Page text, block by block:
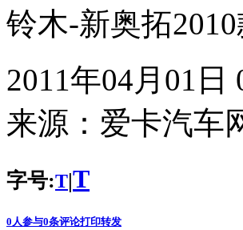
铃木-新奥拓2010
2011年04月01日
来源： 爱卡汽车
字号:T|T
0 人参与0条评论打印转发